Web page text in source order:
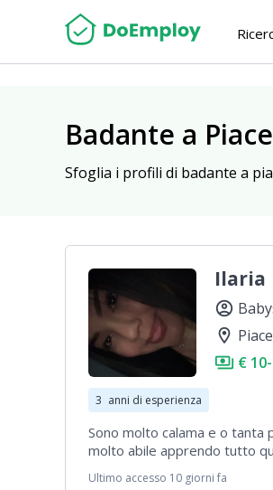
Badante a
Sfoglia i profili di badante a
Ilaria
account_circle
location_on
payments €
3 anni di esperienza
Sono molto calama e o tanta
molto abile apprendo tutto
Ultimo accesso 10 giorni fa